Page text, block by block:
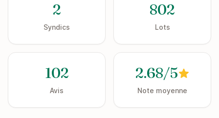
2
Syndics
802
Lots
102
Avis
2.68/5
Note moyenne